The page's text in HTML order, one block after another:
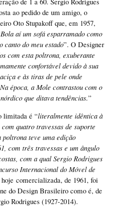
ao pedido de um amigo, o
Oto Stupakoff que, em 1957,
Bola aí um sofá esparramado como
canto do meu estado”. O Designer
com esta poltrona, exuberante
confortável devido à sua
e às tiras de pele onde
época, a Mole contrastou com o
que ditava tendências.”
limitada é “literalmente idêntica à
quatro travessas de suporte
poltrona teve uma edição
com três travessas e um ângulo
com a qual Sergio Rodrigues
Internacional do Móvel de
comercializada, de 1961, foi
do Design Brasileiro como é, de
Rodrigues (1927-2014).